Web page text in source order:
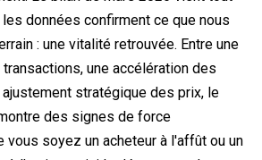
données confirment ce que nous
: une vitalité retrouvée. Entre une
une accélération des
stratégique des prix, le
des signes de force
vous soyez un acheteur à l'affût ou un